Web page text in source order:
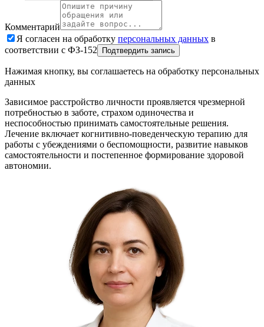
Комментарий
Я согласен на обработку персональных данных в
соответствии с ФЗ-152
Подтвердить запись
Нажимая кнопку, вы соглашаетесь на обработку персональных
данных
Зависимое расстройство личности проявляется чрезмерной
потребностью в заботе, страхом одиночества и
неспособностью принимать самостоятельные решения.
Лечение включает когнитивно-поведенческую терапию для
работы с убеждениями о беспомощности, развитие навыков
самостоятельности и постепенное формирование здоровой
автономии.